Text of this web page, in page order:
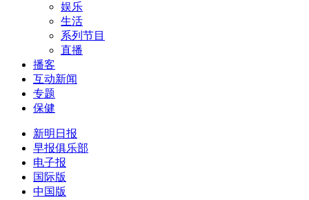
娱乐
生活
系列节目
直播
播客
互动新闻
专题
保健
新明日报
早报俱乐部
电子报
国际版
中国版